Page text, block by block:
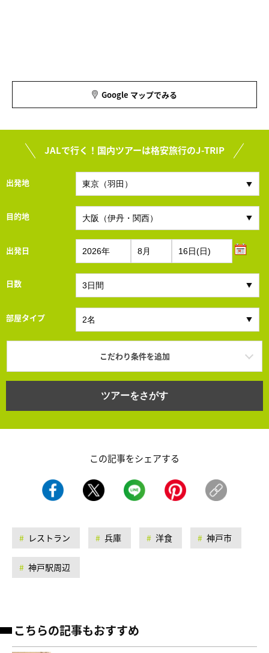
Google マップでみる
JALで行く！国内ツアーは格安旅行のJ-TRIP
出発地
目的地
出発日
日数
部屋タイプ
こだわり条件を追加
ツアーをさがす
この記事をシェアする
レストラン 兵庫 洋食 神戸市
神戸駅周辺
こちらの記事もおすすめ